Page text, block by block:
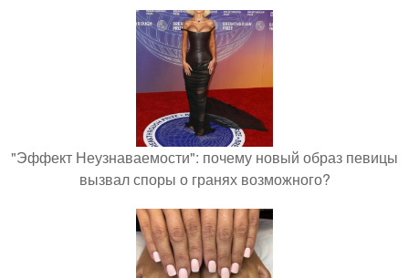
"Эффект Неузнаваемости": почему новый образ певицы
вызвал споры о гранях возможного?